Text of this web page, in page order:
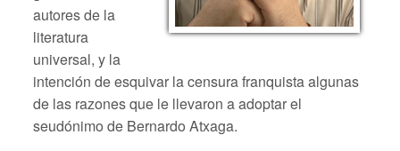
autores de la
literatura
universal, y la
intención de esquivar la censura franquista algunas
de las razones que le llevaron a adoptar el
seudónimo de Bernardo Atxaga.